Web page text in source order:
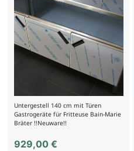
Untergestell 140 cm mit Türen
Gastrogeräte für Fritteuse Bain-Marie
Bräter !!Neuware!!
929,00 €